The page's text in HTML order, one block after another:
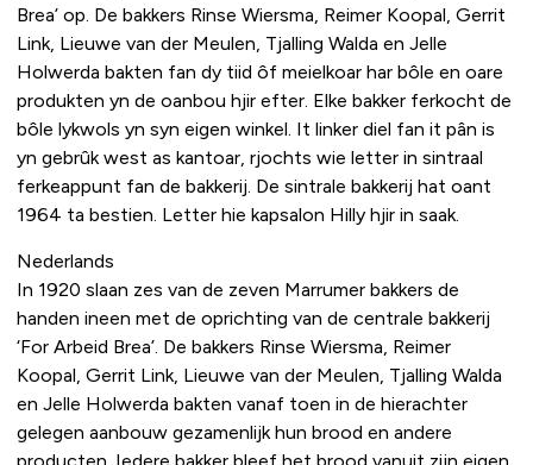
Brea’ op. De bakkers Rinse Wiersma, Reimer Koopal, Gerrit
Link, Lieuwe van der Meulen, Tjalling Walda en Jelle
Holwerda bakten fan dy tiid ôf meielkoar har bôle en oare
produkten yn de oanbou hjir efter. Elke bakker ferkocht de
bôle lykwols yn syn eigen winkel. It linker diel fan it pân is
yn gebrûk west as kantoar, rjochts wie letter in sintraal
ferkeappunt fan de bakkerij. De sintrale bakkerij hat oant
1964 ta bestien. Letter hie kapsalon Hilly hjir in saak.
Nederlands
In 1920 slaan zes van de zeven Marrumer bakkers de
handen ineen met de oprichting van de centrale bakkerij
‘For Arbeid Brea’. De bakkers Rinse Wiersma, Reimer
Koopal, Gerrit Link, Lieuwe van der Meulen, Tjalling Walda
en Jelle Holwerda bakten vanaf toen in de hierachter
gelegen aanbouw gezamenlijk hun brood en andere
producten. Iedere bakker bleef het brood vanuit zijn eigen